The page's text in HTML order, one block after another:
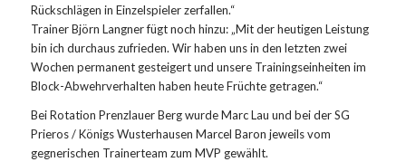
Rückschlägen in Einzelspieler zerfallen.“
Trainer Björn Langner fügt noch hinzu: „Mit der heutigen Leistung
bin ich durchaus zufrieden. Wir haben uns in den letzten zwei
Wochen permanent gesteigert und unsere Trainingseinheiten im
Block-Abwehrverhalten haben heute Früchte getragen.“
Bei Rotation Prenzlauer Berg wurde Marc Lau und bei der SG
Prieros / Königs Wusterhausen Marcel Baron jeweils vom
gegnerischen Trainerteam zum MVP gewählt.